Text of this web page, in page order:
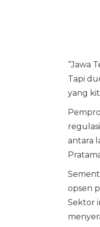
“Jawa
Tapi
yang
antara
opsen
Sektor